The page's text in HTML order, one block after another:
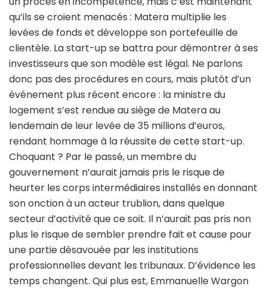
qu’ils se croient menacés : Matera multiplie les
levées de fonds et développe son portefeuille de
clientèle. La start-up se battra pour démontrer à ses
investisseurs que son modèle est légal. Ne parlons
donc pas des procédures en cours, mais plutôt d’un
événement plus récent encore : la ministre du
logement s’est rendue au siège de Matera au
lendemain de leur levée de 35 millions d’euros,
rendant hommage à la réussite de cette start-up.
Choquant ? Par le passé, un membre du
gouvernement n’aurait jamais pris le risque de
heurter les corps intermédiaires installés en donnant
son onction à un acteur trublion, dans quelque
secteur d’activité que ce soit. Il n’aurait pas pris non
plus le risque de sembler prendre fait et cause pour
une partie désavouée par les institutions
professionnelles devant les tribunaux. D’évidence les
temps changent. Qui plus est, Emmanuelle Wargon